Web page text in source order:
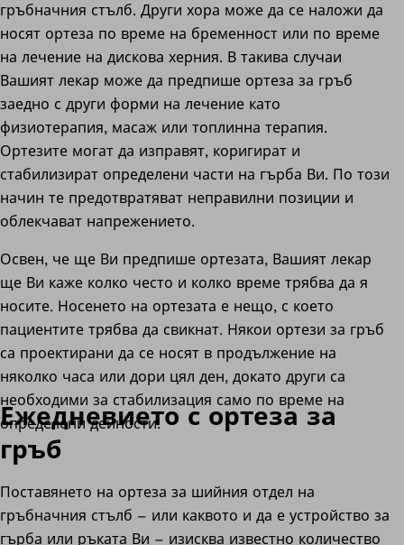
гръбначния стълб. Други хора може да се наложи да
носят ортеза по време на бременност или по време
на лечение на дискова херния. В такива случаи
Вашият лекар може да предпише ортеза за гръб
заедно с други форми на лечение като
физиотерапия, масаж или топлинна терапия.
Ортезите могат да изправят, коригират и
стабилизират определени части на гърба Ви. По този
начин те предотвратяват неправилни позиции и
облекчават напрежението.
Освен, че ще Ви предпише ортезата, Вашият лекар
ще Ви каже колко често и колко време трябва да я
носите. Носенето на ортезата е нещо, с което
пациентите трябва да свикнат. Някои ортези за гръб
са проектирани да се носят в продължение на
няколко часа или дори цял ден, докато други са
необходими за стабилизация само по време на
определени дейности.
Ежедневието с ортеза за
гръб
Поставянето на ортеза за шийния отдел на
гръбначния стълб – или каквото и да е устройство за
гърба или ръката Ви – изисква известно количество